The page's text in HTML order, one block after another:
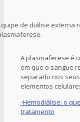
de diálise externa
A plasmaferese é
em que o sangue
separado nos
elementos
-Hemodiálise: o
tratamento